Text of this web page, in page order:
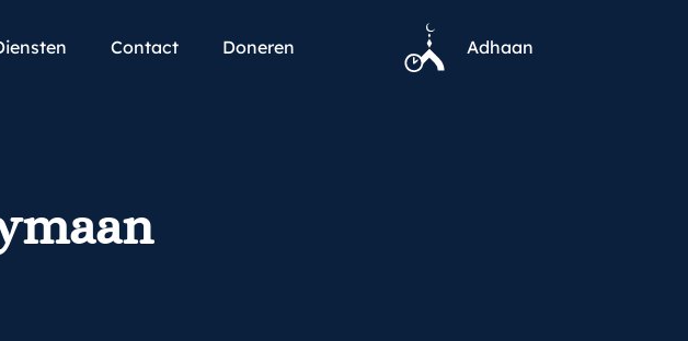
Contact Doneren Adhaan